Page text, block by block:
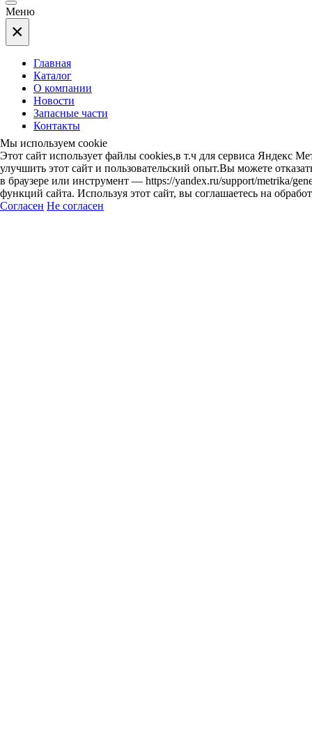
Меню
×
Главная
Каталог
О компании
Новости
Запасные части
Контакты
Мы используем cookie
Этот сайт использует файлы cookies,в т.ч для сервиса Яндекс
улучшить этот сайт и пользовательский опыт.Вы можете
в браузере или инструмент — https://yandex.ru/support/metrika/
функций сайта. Используя этот сайт, вы соглашаетесь на
Согласен Не согласен